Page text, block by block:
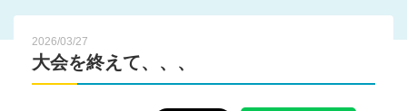
2026/03/27
大会を終えて、、、